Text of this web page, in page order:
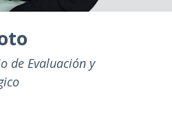
de Evaluación y